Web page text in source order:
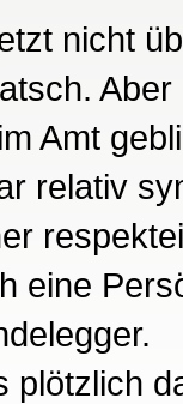
nicht
Amt
relativ
eine
plötzlich